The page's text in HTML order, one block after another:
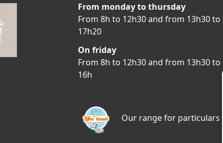
From monday to thursday
From 8h to 12h30 and from 13h30 to
17h20
On friday
From 8h to 12h30 and from 13h30 to
16h
Our range for particulars